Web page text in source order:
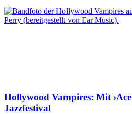
Hollywood Vampires: Mit
Jazzfestival